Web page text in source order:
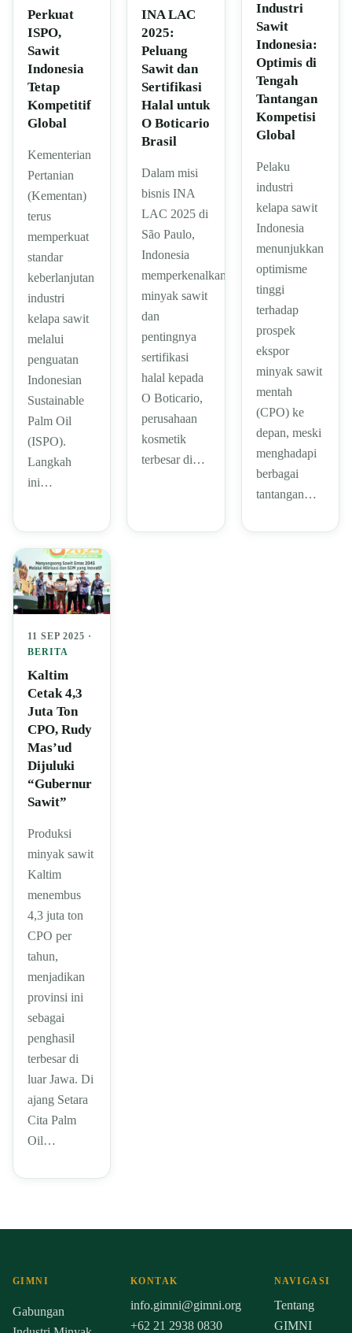
Perkuat
ISPO,
Sawit
Indonesia
Tetap
Kompetitif
Global
Kementerian
Pertanian
(Kementan)
terus
memperkuat
standar
keberlanjutan
industri
kelapa sawit
melalui
penguatan
Indonesian
Sustainable
Palm Oil
(ISPO).
Langkah
ini…
INA LAC
2025:
Peluang
Sawit dan
Sertifikasi
Halal untuk
O Boticario
Brasil
Dalam misi
bisnis INA
LAC 2025 di
São Paulo,
Indonesia
memperkenalkan
minyak sawit
dan
pentingnya
sertifikasi
halal kepada
O Boticario,
perusahaan
kosmetik
terbesar di…
Industri
Sawit
Indonesia:
Optimis di
Tengah
Tantangan
Kompetisi
Global
Pelaku
industri
kelapa sawit
Indonesia
menunjukkan
optimisme
tinggi
terhadap
prospek
ekspor
minyak sawit
mentah
(CPO) ke
depan, meski
menghadapi
berbagai
tantangan…
11 SEP 2025 ·
BERITA
Kaltim
Cetak 4,3
Juta Ton
CPO, Rudy
Mas’ud
Dijuluki
“Gubernur
Sawit”
Produksi
minyak sawit
Kaltim
menembus
4,3 juta ton
CPO per
tahun,
menjadikan
provinsi ini
sebagai
penghasil
terbesar di
luar Jawa. Di
ajang Setara
Cita Palm
Oil…
GIMNI
Gabungan
KONTAK
info.gimni@gimni.org
+62 21 2938 0830
NAVIGASI
Tentang
GIMNI